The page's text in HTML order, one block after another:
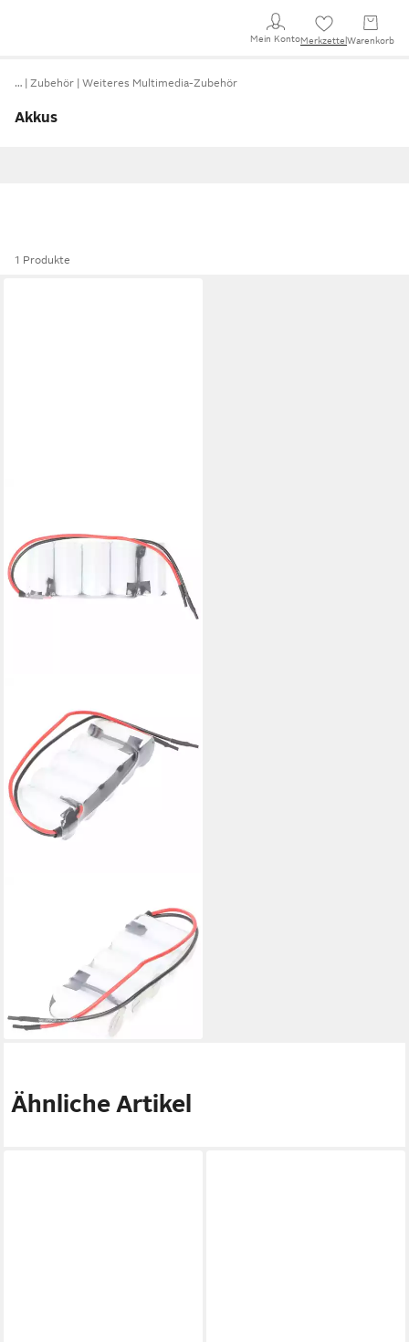
Mein KontoMerkzettel Warenkorb
… Zubehör Weiteres Multimedia-Zubehör
Akkus
1 Produkte
Notbeleuchtungs-Akku F1x5
VNT SC mit Kabel 10cm mit
offener Litz Akku 1800 mAh
32,85 €
lieferbar - in 2-3 Werktagen bei dir
Ähnliche Artikel